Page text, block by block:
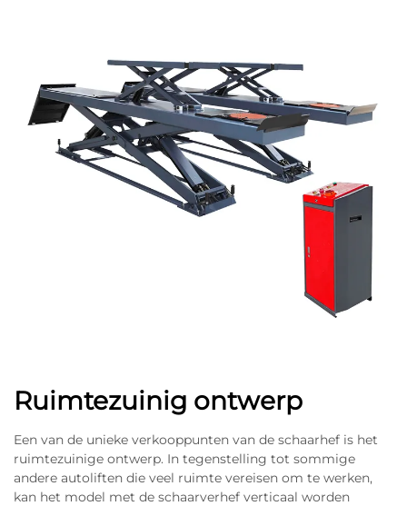
Ruimtezuinig ontwerp
Een van de unieke verkooppunten van de schaarhef is het
ruimtezuinige ontwerp. In tegenstelling tot sommige
andere autoliften die veel ruimte vereisen om te werken,
kan het model met de schaarverhef verticaal worden